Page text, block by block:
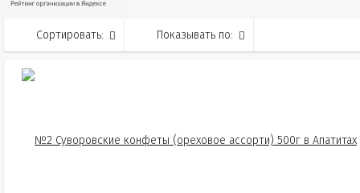
Сортировать: Показывать по: